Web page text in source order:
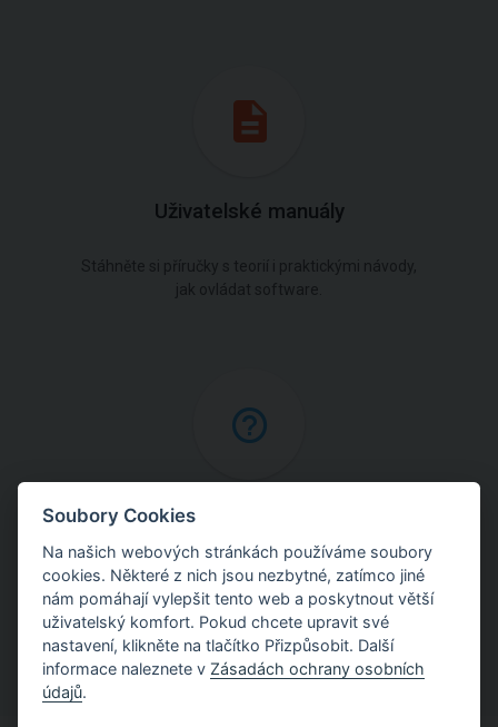
Uživatelské manuály
Stáhněte si příručky s teorií i praktickými návody,
jak ovládat software.
Online nápověda
Najděte podrobné vysvětlení postupů použitých
v programech.
Soubory Cookies
Na našich webových stránkách používáme soubory
cookies. Některé z nich jsou nezbytné, zatímco jiné
nám pomáhají vylepšit tento web a poskytnout větší
uživatelský komfort. Pokud chcete upravit své
nastavení, klikněte na tlačítko Přizpůsobit. Další
informace naleznete v Zásadách ochrany osobních
údajů.